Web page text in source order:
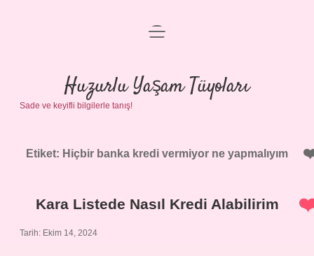
Anasayfa
Gizlilik Politikası
Yasal Uyarı
menüyü
Huzurlu Yaşam Tüyoları
Sade ve keyifli bilgilerle tanış!
Etiket: Hiçbir banka kredi vermiyor ne yapmalıyım
Kara Listede Nasıl Kredi Alabilirim
Tarih: Ekim 14, 2024